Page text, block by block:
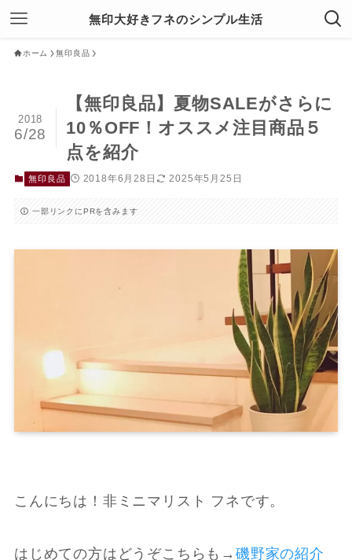
無印大好きフネのシンプル生活
ホーム 無印良品
【無印良品】夏物SALEがさらに
10％OFF！オススメ注目商品５
点を紹介
2018
6/28
無印良品 2018年6月28日 2025年5月25日
一部リンクにPRを含みます
こんにちは！非ミニマリスト フネです。
はじめての方はどうぞこちらも →磯野家の紹介